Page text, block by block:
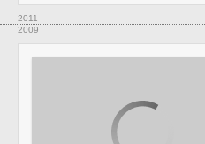
2011
2009